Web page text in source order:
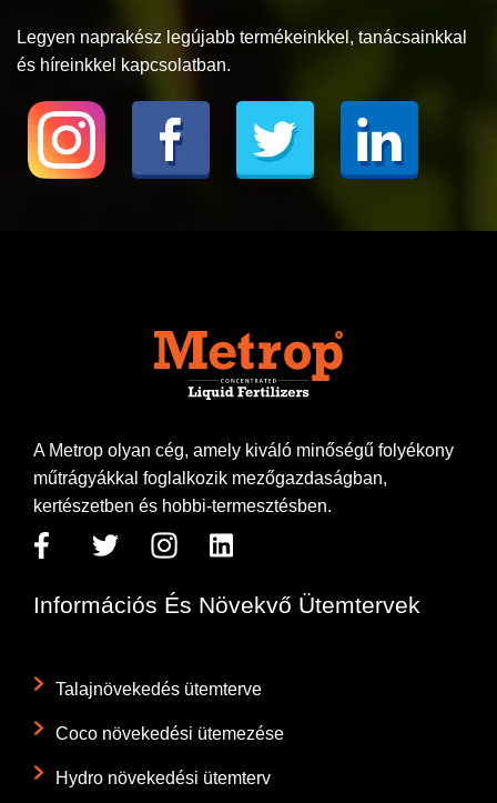
Legyen naprakész legújabb termékeinkkel, tanácsainkkal
és híreinkkel kapcsolatban.
A Metrop olyan cég, amely kiváló minőségű folyékony
műtrágyákkal foglalkozik mezőgazdaságban,
kertészetben és hobbi-termesztésben.
Információs És Növekvő Ütemtervek
Talajnövekedés ütemterve
Coco növekedési ütemezése
Hydro növekedési ütemterv